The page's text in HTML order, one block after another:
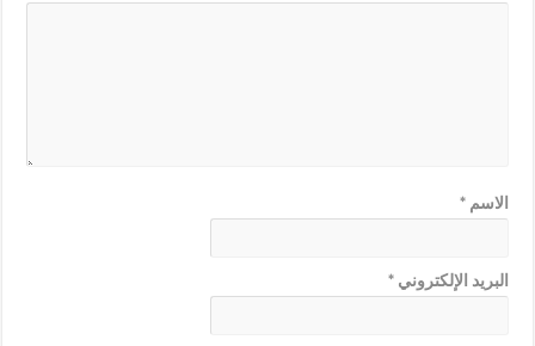
الاسم*
البريد الإلكتروني*